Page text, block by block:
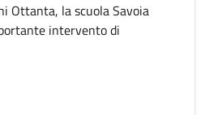
Ottanta, la scuola Savoia
intervento di
SAVOIA, APPROVATO DALLA